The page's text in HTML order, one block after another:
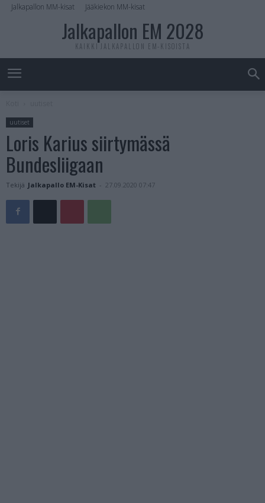
Jalkapallon MM-kisat Jääkiekon MM-kisat
Jalkapallon EM 2028
KAIKKI JALKAPALLON EM-KISOISTA
uutiset
Loris Karius siirtymässä
Bundesliigaan
Tekijä Jalkapallo EM-Kisat - 27.09.2020 07:47